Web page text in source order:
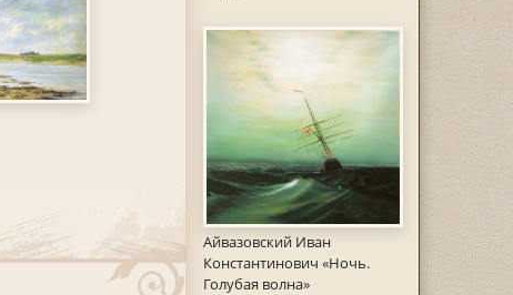
Айвазовский Иван
Константинович «Ночь.
Голубая волна»